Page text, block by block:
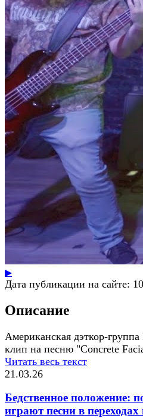
▶
Дата публикации на сайте:
Описание
Американская дэткор-
клип на песню "Concrete
Читать весь текст
21.03.26
Бедственное положение:
играют песни в переходах